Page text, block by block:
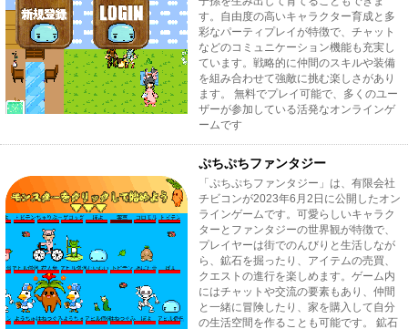
す。自由度の高いキャラクター育成と多
彩なパーティプレイが特徴で、チャット
などのコミュニケーション機能も充実し
ています。戦略的に仲間のスキルや装備
を組み合わせて強敵に挑む楽しさがあり
ます。 無料でプレイ可能で、多くのユー
ザーが参加している活発なオンラインゲ
ームです
ぷちぷちファンタジー
「ぷちぷちファンタジー」は、有限会社
チビコンが2023年6月2日に公開したオン
ラインゲームです。可愛らしいキャラク
ターとファンタジーの世界観が特徴で、
プレイヤーは街でのんびりと生活しなが
ら、鉱石を掘ったり、アイテムの売買、
クエストの進行を楽しめます。ゲーム内
にはチャットや交流の要素もあり、仲間
と一緒に冒険したり、家を購入して自分
の生活空間を作ることも可能です。 鉱石